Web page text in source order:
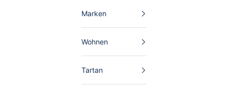
Marken
Wohnen
Tartan